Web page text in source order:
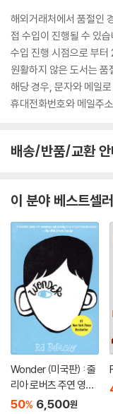
해외거래처에서 품절인
접 수입이 진행될 수 있습
수입 진행 시점으로 부
원활하지 않은 도서는 품
해당 경우, 문자와 메일
휴대전화번호와 메일주
배송/반품/교환 안
이 분야 베스트셀러
Wonder (미국판) : 줄
리아 로버츠 주연 영화
'원더' 원작 소설
50% 6,500원